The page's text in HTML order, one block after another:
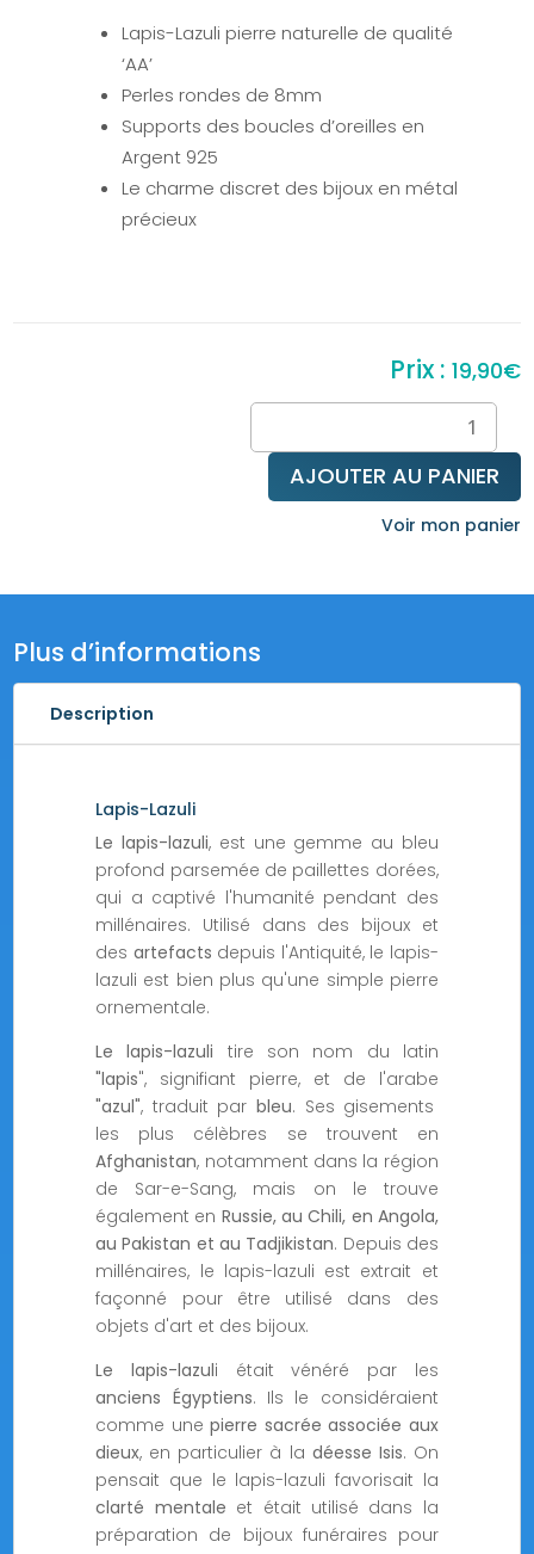
Lapis-Lazuli pierre naturelle de qualité
‘AA’
Perles rondes de 8mm
Supports des boucles d’oreilles en
Argent 925
Le charme discret des bijoux en métal
précieux
19,90€
quantité
Puces
d'oreilles
AJOUTER AU PANIER
Voir mon panier
Plus d’informations
Description
Lapis-Lazuli
Le lapis-lazuli, est une gemme au bleu
profond parsemée de paillettes dorées,
qui a captivé l'humanité pendant des
millénaires. Utilisé dans des bijoux et
des artefacts depuis l'Antiquité, le lapis-
lazuli est bien plus qu'une simple pierre
ornementale.
Le lapis-lazuli tire son nom du latin
"lapis", signifiant pierre, et de l'arabe
"azul", traduit par bleu. Ses gisements
les plus célèbres se trouvent en
Afghanistan, notamment dans la région
de Sar-e-Sang, mais on le trouve
également en Russie, au Chili, en Angola,
au Pakistan et au Tadjikistan. Depuis des
millénaires, le lapis-lazuli est extrait et
façonné pour être utilisé dans des
objets d'art et des bijoux.
Le lapis-lazuli était vénéré par les
anciens Égyptiens. Ils le considéraient
comme unepierre sacrée associée aux
dieux, en particulier à la déesse Isis. On
pensait que le lapis-lazuli favorisait la
clarté mentale et était utilisé dans la
préparation de bijoux funéraires pour